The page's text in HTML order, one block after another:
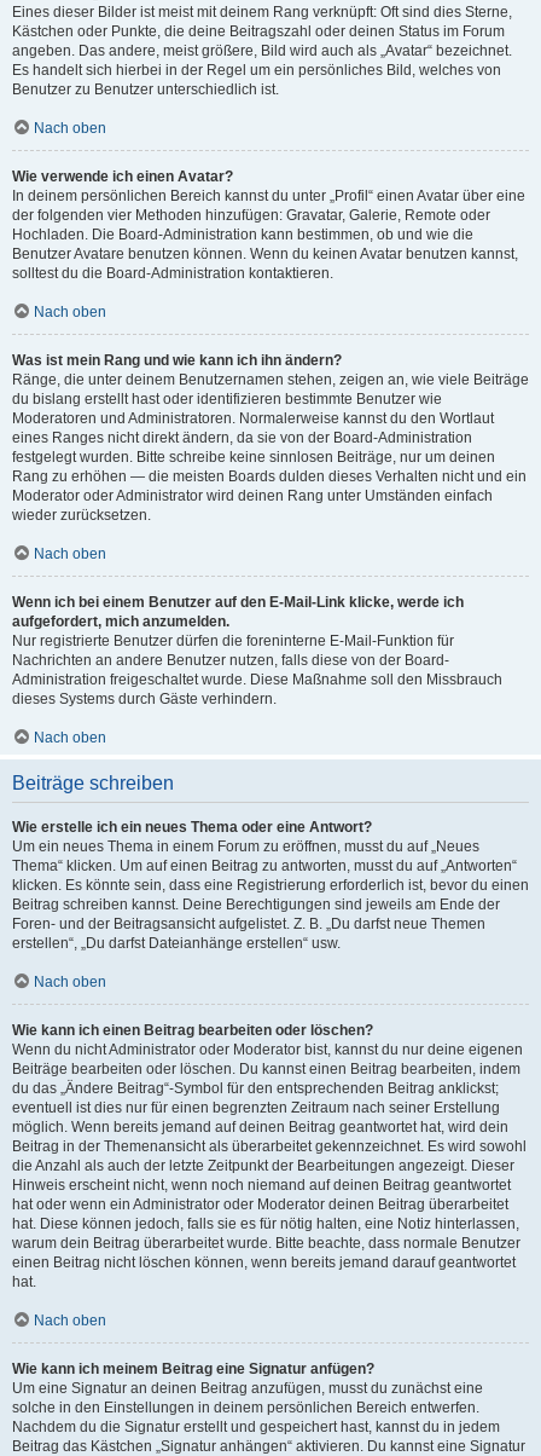
Eines dieser Bilder ist meist mit deinem Rang verknüpft: Oft sind dies Sterne,
Kästchen oder Punkte, die deine Beitragszahl oder deinen Status im Forum
angeben. Das andere, meist größere, Bild wird auch als „Avatar“ bezeichnet.
Es handelt sich hierbei in der Regel um ein persönliches Bild, welches von
Benutzer zu Benutzer unterschiedlich ist.
Nach oben
Wie verwende ich einen Avatar?
In deinem persönlichen Bereich kannst du unter „Profil“ einen Avatar über eine
der folgenden vier Methoden hinzufügen: Gravatar, Galerie, Remote oder
Hochladen. Die Board-Administration kann bestimmen, ob und wie die
Benutzer Avatare benutzen können. Wenn du keinen Avatar benutzen kannst,
solltest du die Board-Administration kontaktieren.
Nach oben
Was ist mein Rang und wie kann ich ihn ändern?
Ränge, die unter deinem Benutzernamen stehen, zeigen an, wie viele Beiträge
du bislang erstellt hast oder identifizieren bestimmte Benutzer wie
Moderatoren und Administratoren. Normalerweise kannst du den Wortlaut
eines Ranges nicht direkt ändern, da sie von der Board-Administration
festgelegt wurden. Bitte schreibe keine sinnlosen Beiträge, nur um deinen
Rang zu erhöhen — die meisten Boards dulden dieses Verhalten nicht und ein
Moderator oder Administrator wird deinen Rang unter Umständen einfach
wieder zurücksetzen.
Nach oben
Wenn ich bei einem Benutzer auf den E-Mail-Link klicke, werde ich
aufgefordert, mich anzumelden.
Nur registrierte Benutzer dürfen die foreninterne E-Mail-Funktion für
Nachrichten an andere Benutzer nutzen, falls diese von der Board-
Administration freigeschaltet wurde. Diese Maßnahme soll den Missbrauch
dieses Systems durch Gäste verhindern.
Nach oben
Beiträge schreiben
Wie erstelle ich ein neues Thema oder eine Antwort?
Um ein neues Thema in einem Forum zu eröffnen, musst du auf „Neues
Thema“ klicken. Um auf einen Beitrag zu antworten, musst du auf „Antworten“
klicken. Es könnte sein, dass eine Registrierung erforderlich ist, bevor du einen
Beitrag schreiben kannst. Deine Berechtigungen sind jeweils am Ende der
Foren- und der Beitragsansicht aufgelistet. Z. B. „Du darfst neue Themen
erstellen“, „Du darfst Dateianhänge erstellen“ usw.
Nach oben
Wie kann ich einen Beitrag bearbeiten oder löschen?
Wenn du nicht Administrator oder Moderator bist, kannst du nur deine eigenen
Beiträge bearbeiten oder löschen. Du kannst einen Beitrag bearbeiten, indem
du das „Ändere Beitrag“-Symbol für den entsprechenden Beitrag anklickst;
eventuell ist dies nur für einen begrenzten Zeitraum nach seiner Erstellung
möglich. Wenn bereits jemand auf deinen Beitrag geantwortet hat, wird dein
Beitrag in der Themenansicht als überarbeitet gekennzeichnet. Es wird sowohl
die Anzahl als auch der letzte Zeitpunkt der Bearbeitungen angezeigt. Dieser
Hinweis erscheint nicht, wenn noch niemand auf deinen Beitrag geantwortet
hat oder wenn ein Administrator oder Moderator deinen Beitrag überarbeitet
hat. Diese können jedoch, falls sie es für nötig halten, eine Notiz hinterlassen,
warum dein Beitrag überarbeitet wurde. Bitte beachte, dass normale Benutzer
einen Beitrag nicht löschen können, wenn bereits jemand darauf geantwortet
hat.
Nach oben
Wie kann ich meinem Beitrag eine Signatur anfügen?
Um eine Signatur an deinen Beitrag anzufügen, musst du zunächst eine
solche in den Einstellungen in deinem persönlichen Bereich entwerfen.
Nachdem du die Signatur erstellt und gespeichert hast, kannst du in jedem
Beitrag das Kästchen „Signatur anhängen“ aktivieren. Du kannst eine Signatur